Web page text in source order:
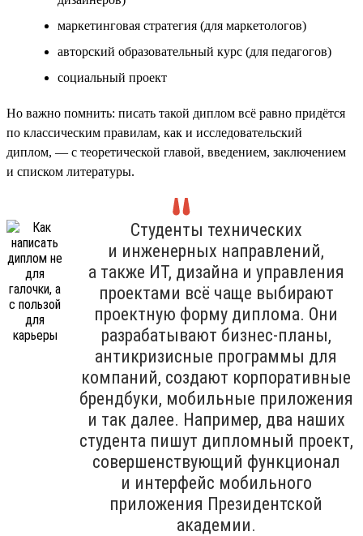
маркетинговая стратегия (для маркетологов)
авторский образовательный курс (для педагогов)
социальный проект
Но важно помнить: писать такой диплом всё равно придётся
по классическим правилам, как и исследовательский
диплом, — с теоретической главой, введением, заключением
и списком литературы.
Студенты технических
и инженерных направлений,
а также ИТ, дизайна и управления
проектами всё чаще выбирают
проектную форму диплома. Они
разрабатывают бизнес-планы,
антикризисные программы для
компаний, создают корпоративные
брендбуки, мобильные приложения
и так далее. Например, два наших
студента пишут дипломный проект,
совершенствующий функционал
и интерфейс мобильного
приложения Президентской
академии.